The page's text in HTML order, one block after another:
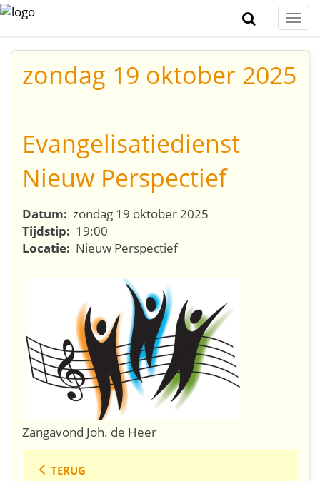
zondag 19 oktober 2025
Evangelisatiedienst
Nieuw Perspectief
Datum: zondag 19 oktober 2025
Tijdstip: 19:00
Locatie: Nieuw Perspectief
Zangavond Joh. de Heer
TERUG